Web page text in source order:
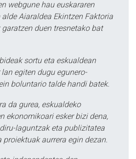
webgune hau euskararen
Aiaraldea Ekintzen Faktoria
duen tresnetako bat
sortu eta eskualdean
egiten dugu egunero-
boluntario talde handi batek.
da gurea, eskualdeko
ekonomikoari esker bizi dena,
laguntzak eta publizitatea
aurrera egin dezan.